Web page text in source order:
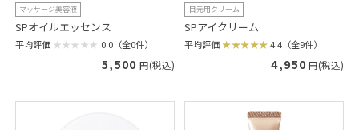
マッサージ美容液
SPオイルエッセンス
平均評価 0.0（全0件）
5,500 円(税込)
目元用クリーム
SPアイクリーム
平均評価 4.4（全9件）
4,950 円(税込)